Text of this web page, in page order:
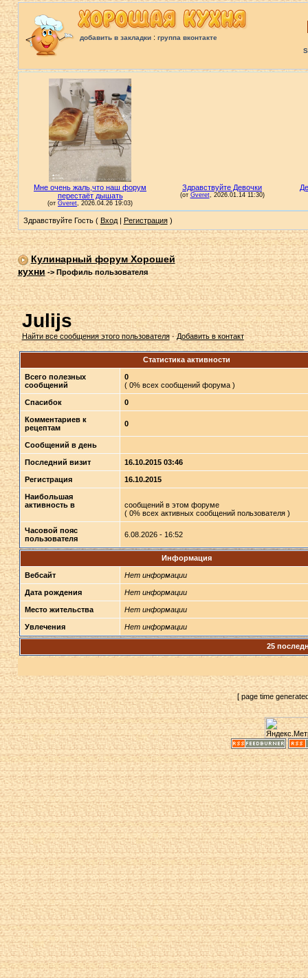
добавить в закладки: группа вконтакте
Здравствуйте Гость ( Вход| Регистрация)
Кулинарный форум Хорошей
кухни->Профиль пользователя
Julijs
Найти все сообщения этого пользователя·Добавить в контакт
Статистика активности
Всего полезных
сообщений
0
( 0% всех сообщений форума )
Спасибок 0
Комментариев к
рецептам
0
Сообщений в день
Последний визит 16.10.2015 03:46
Регистрация 16.10.2015
Наибольшая
активность в
сообщений в этом форуме
( 0% всех активных сообщений пользователя )
Часовой пояс
пользователя
6.08.2026 - 16:52
Информация
Вебсайт Нет информации
Дата рождения Нет информации
Место жительства Нет информации
Увлечения Нет информации
25
[ page time